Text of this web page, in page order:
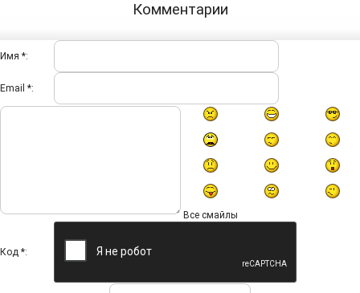
Комментарии
Имя *:
Email *:
Все смайлы
Код *: